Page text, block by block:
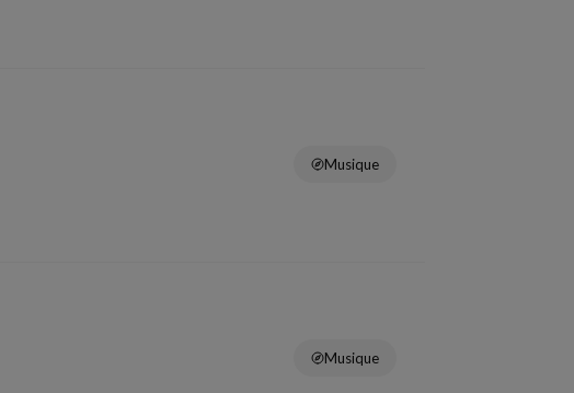
Musique
Musique